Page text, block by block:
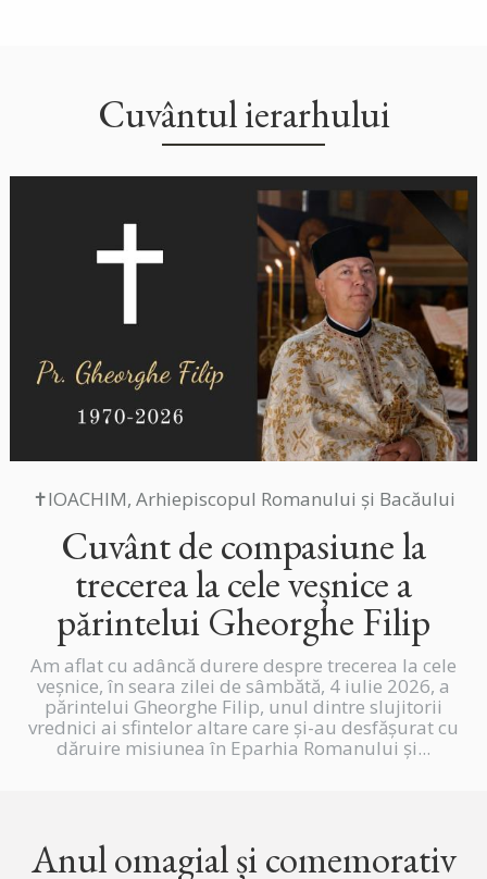
Cuvântul ierarhului
✝IOACHIM, Arhiepiscopul Romanului și Bacăului
Cuvânt de compasiune la
trecerea la cele veșnice a
părintelui Gheorghe Filip
Am aflat cu adâncă durere despre trecerea la cele
veșnice, în seara zilei de sâmbătă, 4 iulie 2026, a
părintelui Gheorghe Filip, unul dintre slujitorii
vrednici ai sfintelor altare care și-au desfășurat cu
dăruire misiunea în Eparhia Romanului și...
Anul omagial și comemorativ